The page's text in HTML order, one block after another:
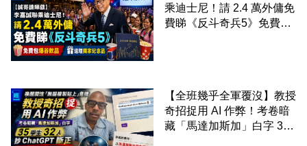
乘迪士尼！請 2.4 萬外傭免
費睇《反斗奇兵5》免費包
【全班幾乎全軍覆沒】教授
奇招捉用 AI 作弊！考卷暗
藏「馬達加斯加」白字 35